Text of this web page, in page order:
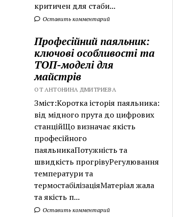
критичен для стаби...
Оставить комментарий
Професійний паяльник:
ключові особливості та
ТОП-моделі для
майстрів
ОТ АНТОНИНА ДМИТРИЕВА
Зміст:Коротка історія паяльника:
від мідного прута до цифрових
станційЩо визначає якість
професійного
паяльникаПотужність та
швидкість прогрівуРегулювання
температури та
термостабілізаціяМатеріал жала
та якість п...
Оставить комментарий